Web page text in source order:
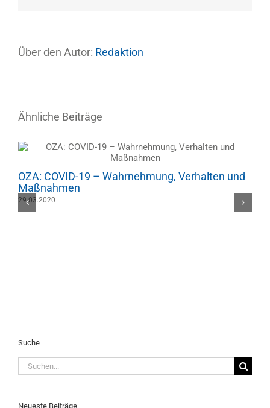
Über den Autor: Redaktion
Ähnliche Beiträge
OZA: COVID-19 – Wahrnehmung, Verhalten und
Maßnahmen
29.03.2020
Suche
Suche
nach:
Neueste Beiträge